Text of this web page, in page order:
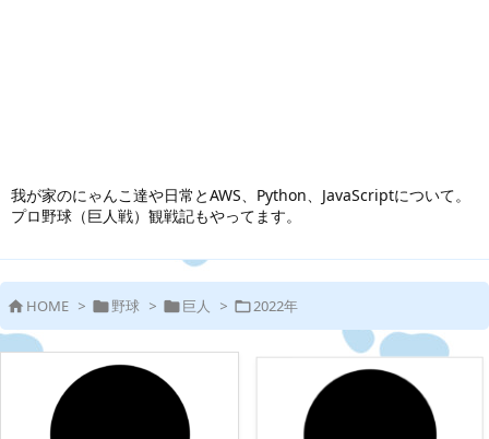
我が家のにゃんこ達や日常とAWS、Python、JavaScriptについて。
プロ野球（巨人戦）観戦記もやってます。
 HOME > 野球 > 巨人 > 2022年